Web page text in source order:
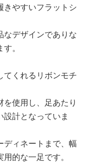
きやすいフラットシ
なデザインでありな
。
てくれるリボンモチ
使用し、足あたり
計となっていま
ディネートまで、幅
的な一足です。